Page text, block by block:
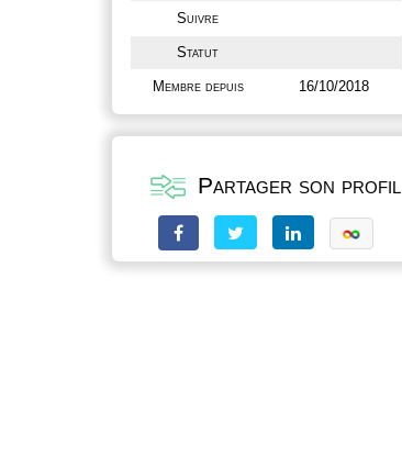
Suivre
Statut
Membre depuis 16/10/2018
Partager son profil